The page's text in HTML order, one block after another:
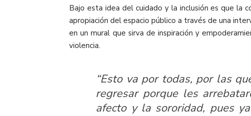
Bajo esta idea del cuidado y la inclusión es que la
apropiación del espacio público a través de una
en un mural que sirva de inspiración y
violencia.
“Esto va por todas, por las
regresar porque les
afecto y la sororidad, pues